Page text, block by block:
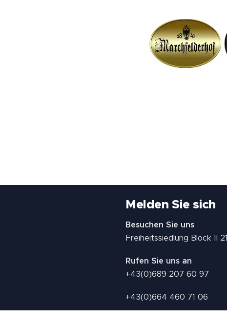
Melden Sie sich
Besuchen Sie uns
Freiheitssiedlung Block II
Rufen Sie uns an
+43(0)689 207 60 97
+43(0)664 460 71 06